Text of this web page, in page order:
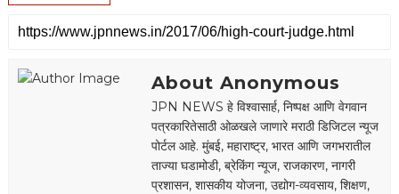
About Anonymous
JPN NEWS हे विश्वासार्ह, निष्पक्ष आणि वेगवान
पत्रकारितेसाठी ओळखले जाणारे मराठी डिजिटल न्यूज
पोर्टल आहे. मुंबई, महाराष्ट्र, भारत आणि जगभरातील
ताज्या घडामोडी, ब्रेकिंग न्यूज, राजकारण, नागरी
प्रशासन, शासकीय योजना, उद्योग-व्यवसाय, शिक्षण,